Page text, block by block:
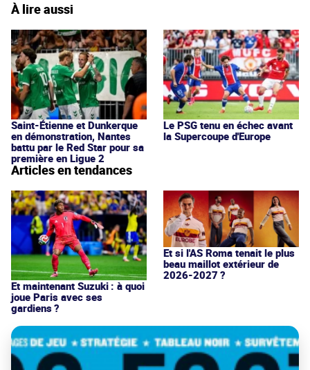
À lire aussi
Saint-Étienne et Dunkerque
en démonstration, Nantes
battu par le Red Star pour sa
première en Ligue 2
Le PSG tenu en échec avant
la Supercoupe d'Europe
Articles en tendances
Et maintenant Suzuki : à quoi
joue Paris avec ses
gardiens ?
Et si l'AS Roma tenait le plus
beau maillot extérieur de
2026-2027 ?